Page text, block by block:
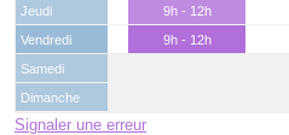
Jeudi
9h - 12h
Vendredi
9h - 12h
Samedi
Dimanche
Signaler une erreur